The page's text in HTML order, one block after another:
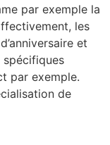
par exemple la
les
et
par exemple.
de